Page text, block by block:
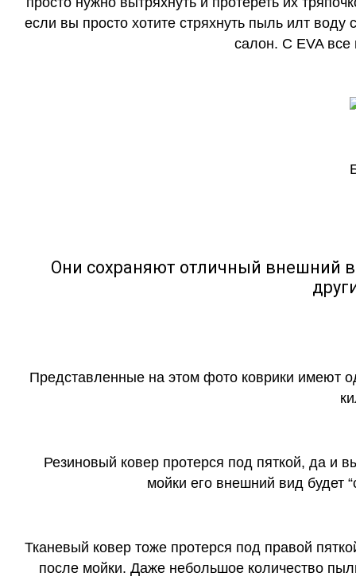
если вы просто хотите стряхнуть пыль илт воду
салон. С EVA все
Они сохраняют отличный внешний
Представленные на этом фото коврики имеют
Резиновый ковер протерся под пяткой, да и
мойки его внешний вид будет
Тканевый ковер тоже протерся под правой
после мойки. Даже небольшое количество